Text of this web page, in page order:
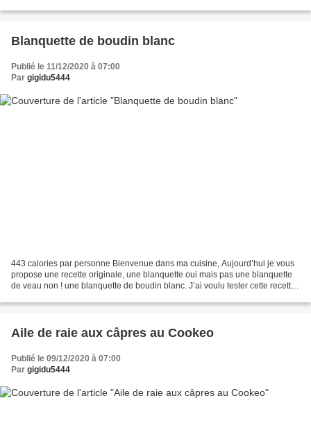
Blanquette de boudin blanc
Publié le 11/12/2020 à 07:00
Par gigidu5444
443 calories par personne Bienvenue dans ma cuisine, Aujourd’hui je vous
propose une recette originale, une blanquette oui mais pas une blanquette
de veau non ! une blanquette de boudin blanc. J’ai voulu tester cette recette
Aile de raie aux câpres au Cookeo
Publié le 09/12/2020 à 07:00
Par gigidu5444